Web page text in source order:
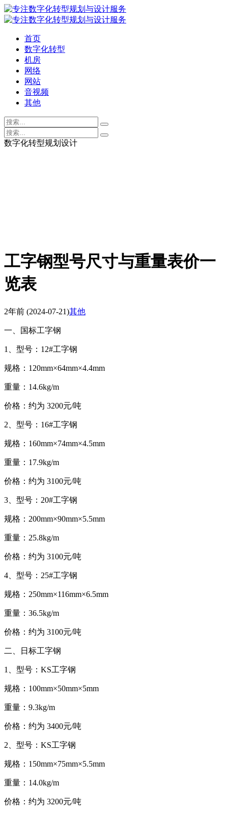
首页
数字化转型
机房
网络
网站
音视频
其他
数字化转型规划设计
工字钢型号尺寸与重量表价一
览表
2年前 (2024-07-21)其他
一、国标工字钢
1、型号：12#工字钢
规格：120mm×64mm×4.4mm
重量：14.6kg/m
价格：约为 3200元/吨
2、型号：16#工字钢
规格：160mm×74mm×4.5mm
重量：17.9kg/m
价格：约为 3100元/吨
3、型号：20#工字钢
规格：200mm×90mm×5.5mm
重量：25.8kg/m
价格：约为 3100元/吨
4、型号：25#工字钢
规格：250mm×116mm×6.5mm
重量：36.5kg/m
价格：约为 3100元/吨
二、日标工字钢
1、型号：KS工字钢
规格：100mm×50mm×5mm
重量：9.3kg/m
价格：约为 3400元/吨
2、型号：KS工字钢
规格：150mm×75mm×5.5mm
重量：14.0kg/m
价格：约为 3200元/吨